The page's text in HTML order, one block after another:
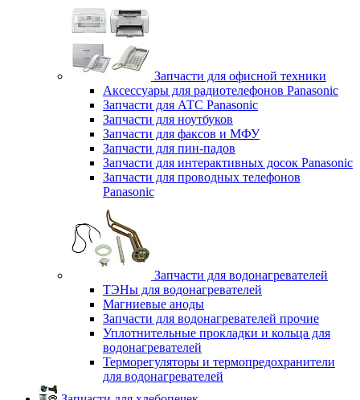
Запчасти для офисной техники
Аксессуары для радиотелефонов Panasonic
Запчасти для АТС Panasonic
Запчасти для ноутбуков
Запчасти для факсов и МФУ
Запчасти для пин-падов
Запчасти для интерактивных досок Panasonic
Запчасти для проводных телефонов
Panasonic
Запчасти для водонагревателей
ТЭНы для водонагревателей
Магниевые аноды
Запчасти для водонагревателей прочие
Уплотнительные прокладки и кольца для
водонагревателей
Терморегуляторы и термопредохранители
для водонагревателей